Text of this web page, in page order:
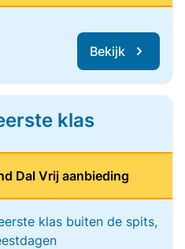
Bekijk
klas
Dal Vrij aanbieding
klas buiten de spits,